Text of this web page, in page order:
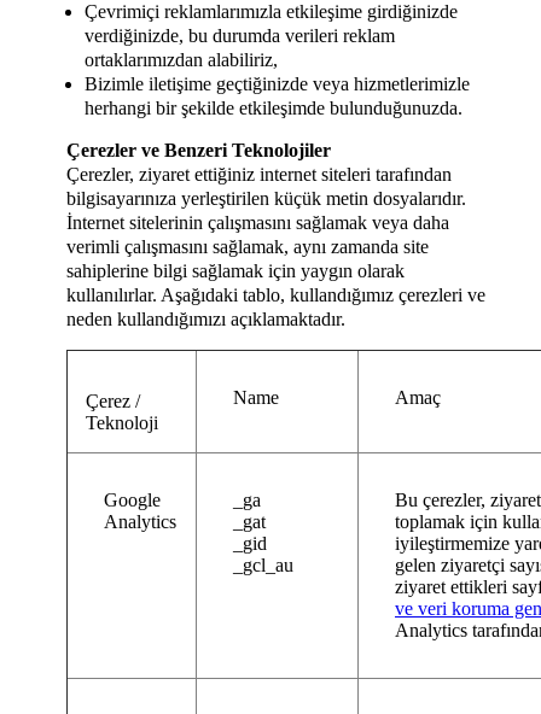
Çevrimiçi reklamlarımızla etkileşime girdiğinizde
verdiğinizde, bu durumda verileri reklam
ortaklarımızdan alabiliriz,
Bizimle iletişime geçtiğinizde veya hizmetlerimizle
herhangi bir şekilde etkileşimde bulunduğunuzda.
Çerezler ve Benzeri Teknolojiler
Çerezler, ziyaret ettiğiniz internet siteleri tarafından
bilgisayarınıza yerleştirilen küçük metin dosyalarıdır.
İnternet sitelerinin çalışmasını sağlamak veya daha
verimli çalışmasını sağlamak, aynı zamanda site
sahiplerine bilgi sağlamak için yaygın olarak
kullanılırlar. Aşağıdaki tablo, kullandığımız çerezleri ve
neden kullandığımızı açıklamaktadır.
Çerez /
Teknoloji
Name Amaç
Google
Analytics
_ga
_gat
_gid
_gcl_au
Bu çerezler,
toplamak için
iyileştirmemize
gelen ziyaretçi
ziyaret ettikleri
ve veri koruma
Analytics